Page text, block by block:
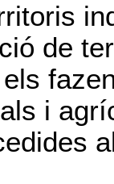
de
els
i